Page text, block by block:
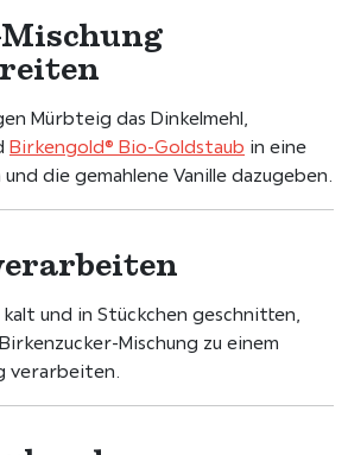
Mürbteig das Dinkelmehl,
Birkengold® Bio-Goldstaub in eine
die gemahlene Vanille dazugeben.
und in Stückchen geschnitten,
Mischung zu einem
verarbeiten.